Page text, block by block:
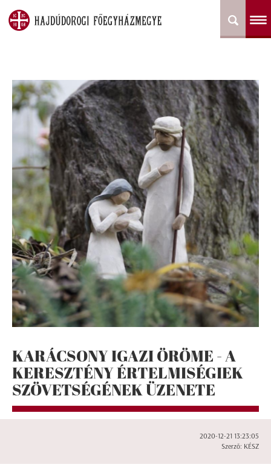
KARÁCSONY IGAZI ÖRÖME - A
KERESZTÉNY ÉRTELMISÉGIEK
SZÖVETSÉGÉNEK ÜZENETE
2020-12-21 13:23:05
Szerző: KÉSZ